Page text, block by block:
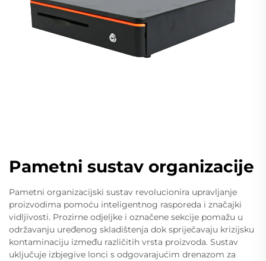
Pametni sustav organizacije
Pametni organizacijski sustav revolucionira upravljanje
proizvodima pomoću inteligentnog rasporeda i značajki
vidljivosti. Prozirne odjeljke i označene sekcije pomažu u
održavanju uređenog skladištenja dok spriječavaju krizijsku
kontaminaciju između različitih vrsta proizvoda. Sustav
uključuje izbjegive lonci s odgovarajućim drenazom za